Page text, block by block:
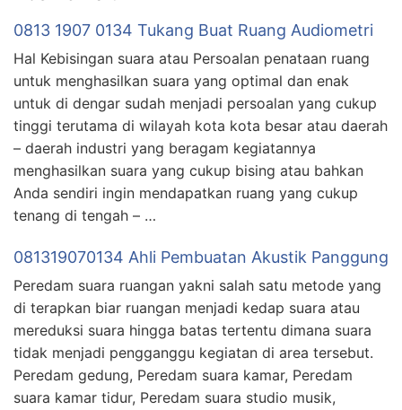
0813 1907 0134 Tukang Buat Ruang Audiometri
Hal Kebisingan suara atau Persoalan penataan ruang
untuk menghasilkan suara yang optimal dan enak
untuk di dengar sudah menjadi persoalan yang cukup
tinggi terutama di wilayah kota kota besar atau daerah
– daerah industri yang beragam kegiatannya
menghasilkan suara yang cukup bising atau bahkan
Anda sendiri ingin mendapatkan ruang yang cukup
tenang di tengah – …
081319070134 Ahli Pembuatan Akustik Panggung
Peredam suara ruangan yakni salah satu metode yang
di terapkan biar ruangan menjadi kedap suara atau
mereduksi suara hingga batas tertentu dimana suara
tidak menjadi pengganggu kegiatan di area tersebut.
Peredam gedung, Peredam suara kamar, Peredam
suara kamar tidur, Peredam suara studio musik,